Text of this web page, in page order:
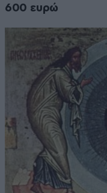
600 ευρώ